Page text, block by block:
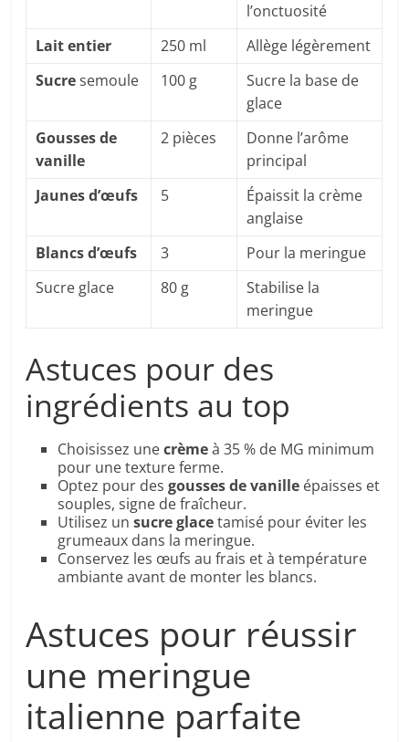
l’onctuosité
Lait entier
250 ml
Allège légèrement
Sucresemoule 100 g
Sucre la base de
glace
Gousses de
vanille
2 pièces
Donne l’arôme
principal
Jaunes d’œufs
5
Épaissit la crème
anglaise
Blancs d’œufs
3
Pour la meringue
Sucre glace
80 g
Stabilise la
meringue
Astuces pour des
ingrédients au top
Choisissez unecrèmeà 35 % de MG minimum
pour une texture ferme.
Optez pour desgousses de vanille épaisses et
souples, signe de fraîcheur.
Utilisez unsucre glacetamisé pour éviter les
grumeaux dans la meringue.
Conservez les œufs au frais et à température
ambiante avant de monter les blancs.
Astuces pour réussir
une meringue
italienne parfaite